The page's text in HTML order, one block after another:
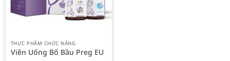
THỰC PHẨM CHỨC NĂNG
Viên Uống Bổ Bầu Preg EU